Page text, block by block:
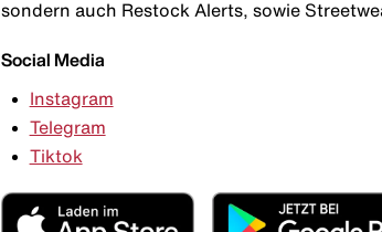
sondern auch Restock Alerts, sowie
Social Media
Instagram
Telegram
Tiktok